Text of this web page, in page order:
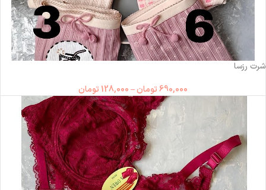
ناموجود
شرت رزسا
690,000تومان–
128,000 تومان